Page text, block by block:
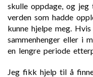
skulle oppdage, og
verden som hadde
kunne hjelpe meg.
sammenhenger eller i
en lengre periode
Jeg fikk hjelp til å